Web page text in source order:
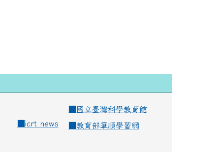
國立臺灣科學教育館
icrt news
教育部筆順學習網